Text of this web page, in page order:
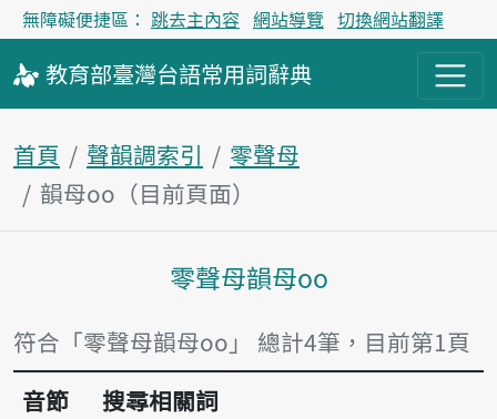
無障礙便捷區： 跳去主內容 網站導覽 切換網站翻譯
教育部臺灣台語常用詞辭典
首頁 聲韻調索引
零聲母
韻母oo（目前頁面）
主內容區塊
零聲母韻母oo
符合「零聲母韻母oo」 總計4筆，目前第1頁
音節
搜尋相關詞